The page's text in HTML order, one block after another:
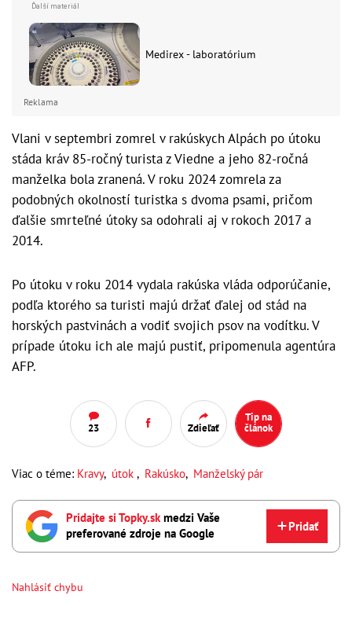
Medirex - laboratórium
Reklama
Vlani v septembri zomrel v rakúskych Alpách po útoku
stáda kráv 85-ročný turista z Viedne a jeho 82-ročná
manželka bola zranená. V roku 2024 zomrela za
podobných okolností turistka s dvoma psami, pričom
ďalšie smrteľné útoky sa odohrali aj v rokoch 2017 a
2014.
Po útoku v roku 2014 vydala rakúska vláda odporúčanie,
podľa ktorého sa turisti majú držať ďalej od stád na
horských pastvinách a vodiť svojich psov na vodítku. V
prípade útoku ich ale majú pustiť, pripomenula agentúra
AFP.
23 Zdieľať
Tip na
článok
Viac o téme: Kravy, útok , Rakúsko, Manželský pár
Pridajte si Topky.skmedzi Vaše
preferované zdroje na Google
Pridať
Nahlásiť chybu